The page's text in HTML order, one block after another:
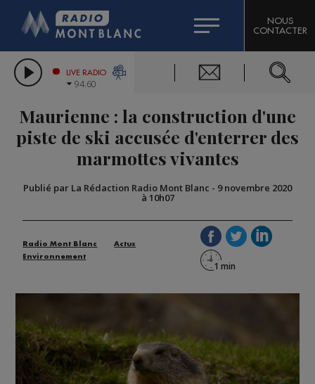
LES CHRONIQUES DE L'EXPERT
CITIZEN MACHINERY
GRAND MASSIF DOMAINES SKIABLES
BIGARD
COMPAGNIE DU MONT-BLANC
NOUS
CONTACTER
LIVE RADIO
94.60
Maurienne : la construction d'une
piste de ski accusée d'enterrer des
marmottes vivantes
Publié par La Rédaction Radio Mont Blanc - 9 novembre 2020
à 10h07
Radio Mont Blanc
Actus
Environnement